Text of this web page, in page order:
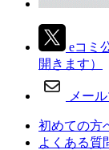
eコミ
開きます）
メー
初めての方
よくある質